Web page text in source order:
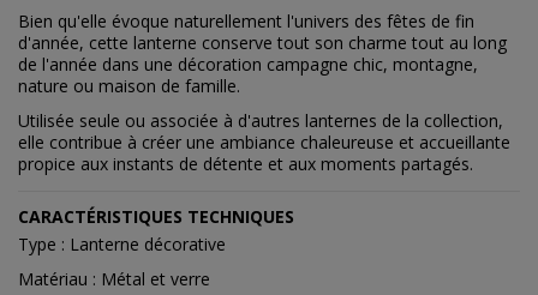
Bien qu'elle évoque naturellement l'univers des fêtes de fin
d'année, cette lanterne conserve tout son charme tout au long
de l'année dans une décoration campagne chic, montagne,
nature ou maison de famille.
Utilisée seule ou associée à d'autres lanternes de la collection,
elle contribue à créer une ambiance chaleureuse et accueillante
propice aux instants de détente et aux moments partagés.
CARACTÉRISTIQUES TECHNIQUES
Type : Lanterne décorative
Matériau : Métal et verre